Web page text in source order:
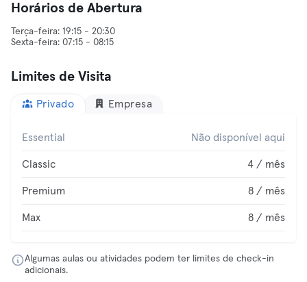
Horários de Abertura
Terça-feira: 19:15 - 20:30
Limites de Visita
Privado Empresa
Essential Não disponível aqui
Classic 4 / mês
Premium 8 / mês
Max 8 / mês
Algumas aulas ou atividades podem ter limites de check-in
adicionais.